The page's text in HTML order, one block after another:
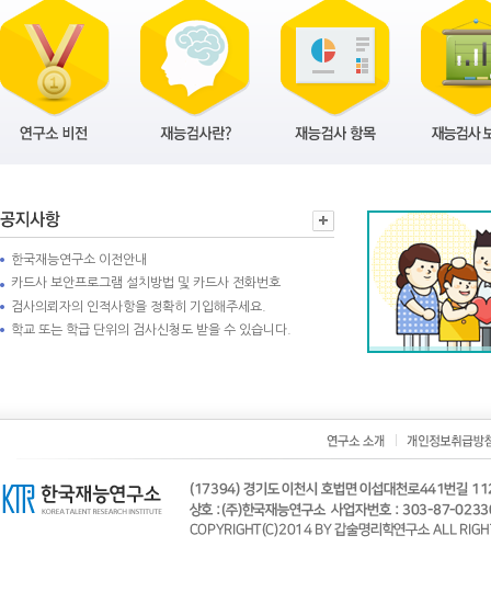
한국재능연구소 이전안내
카드사 보안프로그램 설치방법 및 카드사 전화번호
검사의뢰자의 인적사항을 정확히 기입해주세요.
학교 또는 학급 단위의 검사신청도 받을 수 있습니다.